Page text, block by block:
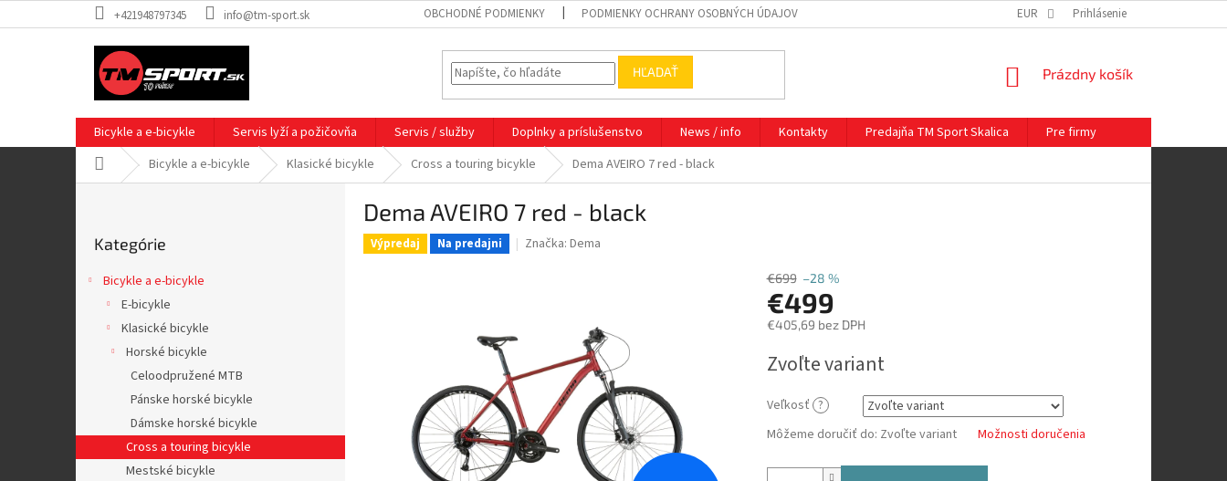
na
+421948797345 info@tm-sport.sk OBCHODNÉ PODMIENKY PODMIENKY OCHRANY OSOBNÝCH ÚDAJOV EUR Prihlásenie
HĽADAŤ
NÁKUPNÝ
Prázdny košík
Bicykle a e-bicykle Servis lyží a požičovňa Servis / služby Doplnky a príslušenstvo News / info Kontakty Predajňa TM Sport Skalica
Pre firmy
DomovBicykle a e-bicykle Klasické bicykle Cross a touring bicykle Dema AVEIRO 7 red - black
kategórie
Kategórie
Bicykle a e-bicykle
E-bicykle
Klasické bicykle
Horské bicykle
Celoodpružené MTB
Pánske horské bicykle
Dámske horské bicykle
Cross a touring bicykle
Mestské bicykle
Dema AVEIRO 7 red - black
Výpredaj Na predajni Značka: Dema
€699 –28 %
€499
€405,69 bez DPH
cena:
Zvoľte variant
Veľkosť ?
Môžeme doručiť do: Zvoľte variant Možnosti doručenia